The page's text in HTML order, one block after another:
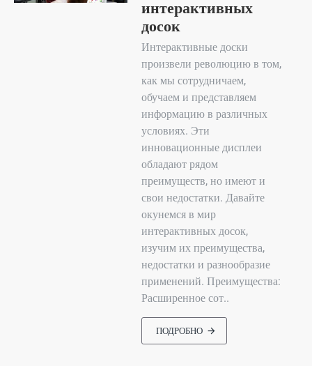
интерактивных
досок
Интерактивные доски
произвели революцию в том,
как мы сотрудничаем,
обучаем и представляем
информацию в различных
условиях. Эти
инновационные дисплеи
обладают рядом
преимуществ, но имеют и
свои недостатки. Давайте
окунемся в мир
интерактивных досок,
изучим их преимущества,
недостатки и разнообразие
применений. Преимущества:
Расширенное сот..
ПОДРОБНО